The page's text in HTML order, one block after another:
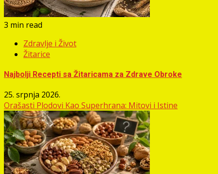
3 min read
Zdravlje i Život
Žitarice
Najbolji Recepti sa Žitaricama za Zdrave Obroke
25. srpnja 2026.
Orašasti Plodovi Kao Superhrana: Mitovi i Istine